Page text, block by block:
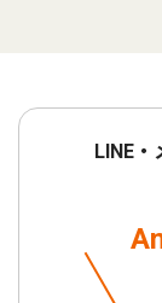
LINE・